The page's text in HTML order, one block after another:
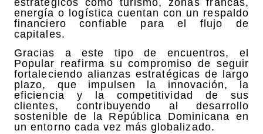
energía o logística cuentan con un respaldo
financiero confiable para el flujo de
capitales.
Gracias a este tipo de encuentros, el
Popular reafirma su compromiso de seguir
fortaleciendo alianzas estratégicas de largo
plazo, que impulsen la innovación, la
eficiencia y la competitividad de sus
clientes, contribuyendo al desarrollo
sostenible de la República Dominicana en
un entorno cada vez más globalizado.